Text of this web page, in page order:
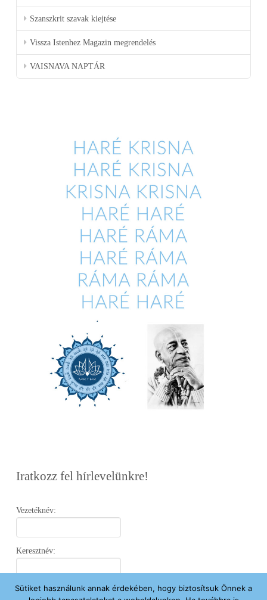
Szanszkrit szavak kiejtése
Vissza Istenhez Magazin megrendelés
VAISNAVA NAPTÁR
Iratkozz fel hírlevelünkre!
Vezetéknév:
Keresztnév:
Email:
Sütiket használunk annak érdekében, hogy biztosítsuk Önnek a